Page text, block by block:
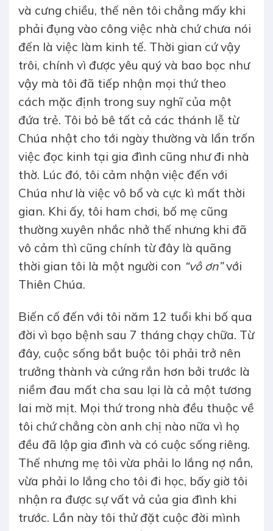
và cưng chiều, thế nên tôi chẳng mấy khi
phải đụng vào công việc nhà chứ chưa nói
đến là việc làm kinh tế. Thời gian cứ vậy
trôi, chính vì được yêu quý và bao bọc như
vậy mà tôi đã tiếp nhận mọi thứ theo
cách mặc định trong suy nghĩ của một
đứa trẻ. Tôi bỏ bê tất cả các thánh lễ từ
Chúa nhật cho tới ngày thường và lẩn trốn
việc đọc kinh tại gia đình cũng như đi nhà
thờ. Lúc đó, tôi cảm nhận việc đến với
Chúa như là việc vô bổ và cực kì mất thời
gian. Khi ấy, tôi ham chơi, bố mẹ cũng
thường xuyên nhắc nhở thế nhưng khi đã
vô cảm thì cũng chính từ đây là quãng
thời gian tôi là một người con “vô ơn”với
Thiên Chúa.
Biến cố đến với tôi năm 12 tuổi khi bố qua
đời vì bạo bệnh sau 7 tháng chạy chữa. Từ
đây, cuộc sống bắt buộc tôi phải trở nên
trưởng thành và cứng rắn hơn bởi trước là
niềm đau mất cha sau lại là cả một tương
lai mờ mịt. Mọi thứ trong nhà đều thuộc về
tôi chứ chẳng còn anh chị nào nữa vì họ
đều đã lập gia đình và có cuộc sống riêng.
Thế nhưng mẹ tôi vừa phải lo lắng nợ nần,
vừa phải lo lắng cho tôi đi học, bấy giờ tôi
nhận ra được sự vất vả của gia đình khi
trước. Lần này tôi thử đặt cuộc đời mình